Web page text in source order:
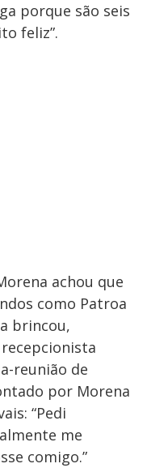
porque são seis
feliz”.
achou que
como Patroa
brincou,
reunião de
por Morena
“Pedi
me
comigo.”